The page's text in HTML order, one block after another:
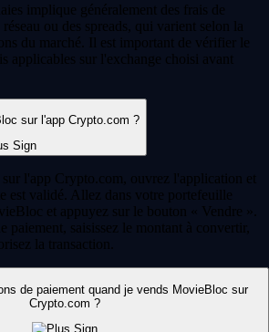
implique généralement des frais de
ou des spreads, qui varient selon la
du marché. Il est important de vérifier le
applicables sur l'exchange choisi avant
sur l'app Crypto.com ?
l'app Crypto.com, ouvrez l'application et
est validé. Allez dans votre portefeuille
et appuyez sur le bouton « Vendre ».
paiement, saisissez le montant à convertir,
la transaction.
de paiement quand je vends MovieBloc sur
Crypto.com ?